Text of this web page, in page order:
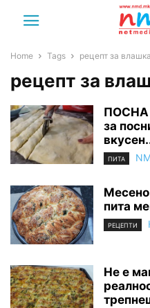
Home Tags рецепт за
рецепт за
ПОСНА
за
ПИТА
Месено
пита
РЕЦЕПТИ
Не е